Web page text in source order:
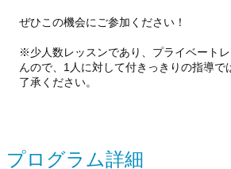
ぜひこの機会にご参加ください！
※少人数レッスンであり、プライベート
んので、1人に対して付きっきりの指導で
了承ください。
プログラム詳細